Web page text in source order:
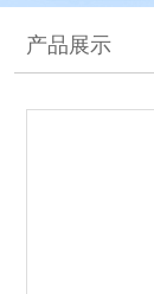
产品展示